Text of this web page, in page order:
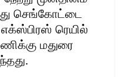
செங்கோட்டை
ரெயில்
மதுரை